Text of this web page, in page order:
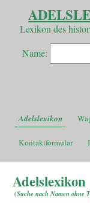
Lexikon des
Name:
Adelslexikon
Kontaktformular
Adelslexikon
(Suche nach Namen ohne